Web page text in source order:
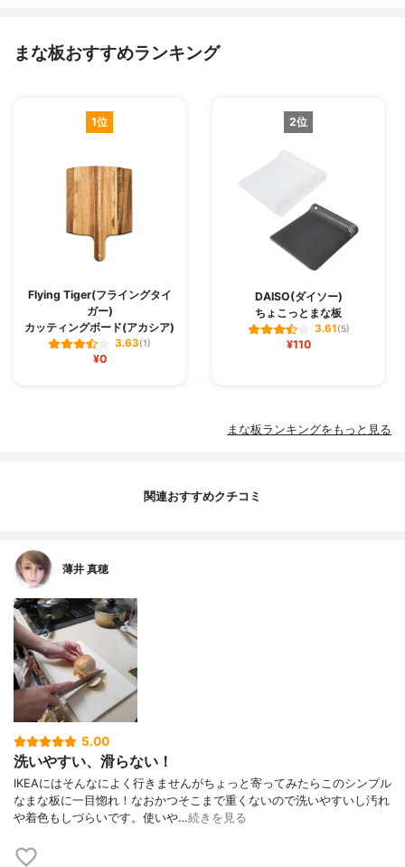
まな板おすすめランキング
1位
Flying Tiger(フライングタイ
ガー)
カッティングボード(アカシア)
3.63(1)
¥0
2位
DAISO(ダイソー)
ちょこっとまな板
3.61(5)
¥110
まな板ランキングをもっと見る
関連おすすめクチコミ
薄井 真穂
5.00
洗いやすい、滑らない！
IKEAにはそんなによく行きませんがちょっと寄ってみたらこのシンプル
なまな板に一目惚れ！なおかつそこまで重くないので洗いやすいし汚れ
や着色もしづらいです。使いや…続きを見る